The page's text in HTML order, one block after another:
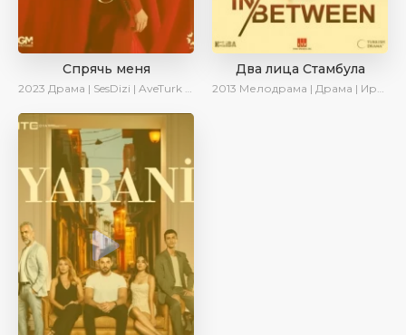
Спрячь меня
2023 Драма | SesDizi | AveTurk | AlisaDirilis | Сериалы 2023
Два лица Стамбула
2013 Мелодрама | Драма | Ирина Котова